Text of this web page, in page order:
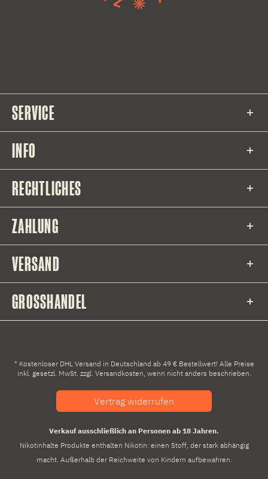
SERVICE
INFO
RECHTLICHES
ZAHLUNG
VERSAND
GROSSHANDEL
* Kostenloser DHL Versand in Deutschland ab 49 € Bestellwert! Alle Preise
inkl. gesetzl. MwSt. zzgl. Versandkosten, wenn nicht anders beschrieben.
Vertrag widerrufen
Verkauf ausschließlich an Personen ab 18 Jahren.
Nikotinhalte Produkte enthalten Nikotin: einen Stoff, der stark abhängig
macht. Außerhalb der Reichweite von Kindern aufbewahren.